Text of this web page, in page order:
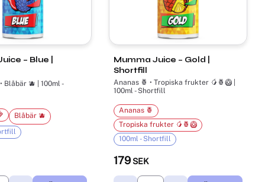
– Blue |
Blåbär 🫐 | 100ml -
Blåbär 🫐
Mumma Juice – Gold |
Shortfill
Ananas 🍍 • Tropiska frukter 🥭🍍🥝 |
100ml - Shortfill
179 SEK
Ananas 🍍
Tropiska frukter 🥭🍍🥝
100ml - Shortfill